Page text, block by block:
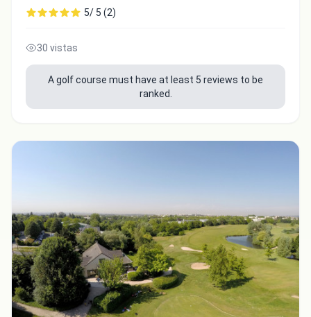
5/ 5 (2)
30 vistas
A golf course must have at least 5 reviews to be
ranked.